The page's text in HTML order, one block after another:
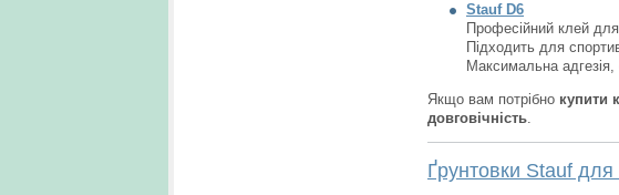
Stauf D6
Професійний клей
Підходить для
Максимальна адгезія,
Якщо вам потрібно купити
довговічність.
Ґрунтовки Stauf для